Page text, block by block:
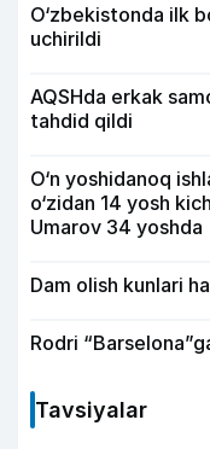
O‘zbekistonda ilk
uchirildi
AQSHda erkak
tahdid qildi
O‘n yoshidanoq
o‘zidan 14 yosh
Umarov 34 yoshda
Dam olish kunlari
Rodri
Tavsiyalar